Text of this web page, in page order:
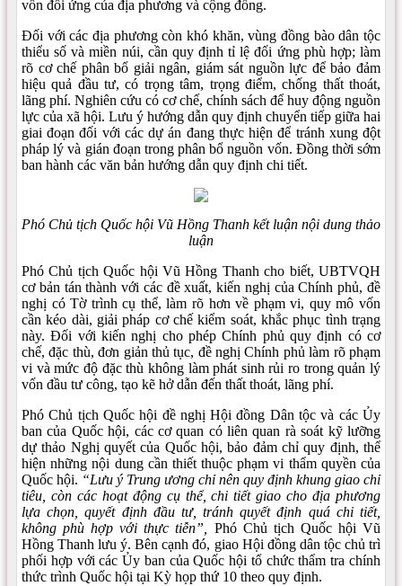
vốn đối ứng của địa phương và cộng đồng.
Đối với các địa phương còn khó khăn, vùng đồng bào dân tộc
thiểu số và miền núi, cần quy định tỉ lệ đối ứng phù hợp; làm
rõ cơ chế phân bổ giải ngân, giám sát nguồn lực để bảo đảm
hiệu quả đầu tư, có trọng tâm, trọng điểm, chống thất thoát,
lãng phí. Nghiên cứu có cơ chế, chính sách để huy động nguồn
lực của xã hội. Lưu ý hướng dẫn quy định chuyển tiếp giữa hai
giai đoạn đối với các dự án đang thực hiện để tránh xung đột
pháp lý và gián đoạn trong phân bổ nguồn vốn. Đồng thời sớm
ban hành các văn bản hướng dẫn quy định chi tiết.
Phó Chủ tịch Quốc hội Vũ Hồng Thanh kết luận nội dung thảo
luận
Phó Chủ tịch Quốc hội Vũ Hồng Thanh cho biết, UBTVQH
cơ bản tán thành với các đề xuất, kiến nghị của Chính phủ, đề
nghị có Tờ trình cụ thể, làm rõ hơn về phạm vi, quy mô vốn
cần kéo dài, giải pháp cơ chế kiểm soát, khắc phục tình trạng
này. Đối với kiến nghị cho phép Chính phủ quy định có cơ
chế, đặc thù, đơn giản thủ tục, đề nghị Chính phủ làm rõ phạm
vi và mức độ đặc thù không làm phát sinh rủi ro trong quản lý
vốn đầu tư công, tạo kẽ hở dẫn đến thất thoát, lãng phí.
Phó Chủ tịch Quốc hội đề nghị Hội đồng Dân tộc và các Ủy
ban của Quốc hội, các cơ quan có liên quan rà soát kỹ lưỡng
dự thảo Nghị quyết của Quốc hội, bảo đảm chỉ quy định, thể
hiện những nội dung cần thiết thuộc phạm vi thẩm quyền của
Quốc hội. “Lưu ý Trung ương chỉ nên quy định khung giao chỉ
tiêu, còn các hoạt động cụ thể, chi tiết giao cho địa phương
lựa chọn, quyết định đầu tư, tránh quyết định quá chi tiết,
không phù hợp với thực tiễn”,
Phó Chủ tịch Quốc hội Vũ
Hồng Thanh lưu ý. Bên cạnh đó, giao Hội đồng dân tộc chủ trì
phối hợp với các Ủy ban của Quốc hội tổ chức thẩm tra chính
thức trình Quốc hội tại Kỳ họp thứ 10 theo quy định.